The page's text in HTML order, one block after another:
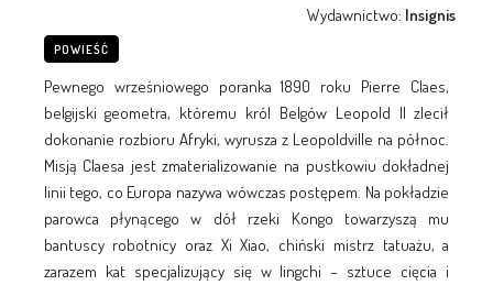
Wydawnictwo: Insignis
POWIEŚĆ
Pewnego wrześniowego poranka 1890 roku Pierre Claes,
belgijski geometra, któremu król Belgów Leopold II zlecił
dokonanie rozbioru Afryki, wyrusza z Leopoldville na północ.
Misją Claesa jest zmaterializowanie na pustkowiu dokładnej
linii tego, co Europa nazywa wówczas postępem. Na pokładzie
parowca płynącego w dół rzeki Kongo towarzyszą mu
bantuscy robotnicy oraz Xi Xiao, chiński mistrz tatuażu, a
zarazem kat specjalizujący się w lingchi – sztuce cięcia i